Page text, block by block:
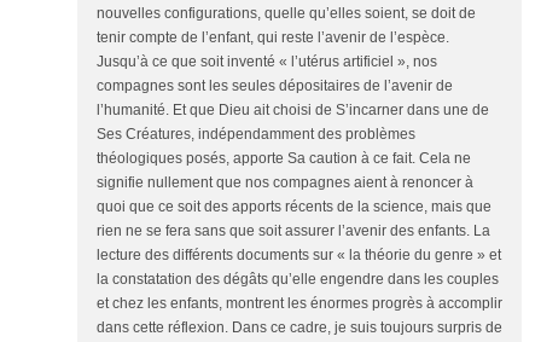
nouvelles configurations, quelle qu’elles soient, se doit de
tenir compte de l’enfant, qui reste l’avenir de l’espèce.
Jusqu’à ce que soit inventé « l’utérus artificiel », nos
compagnes sont les seules dépositaires de l’avenir de
l’humanité. Et que Dieu ait choisi de S’incarner dans une de
Ses Créatures, indépendamment des problèmes
théologiques posés, apporte Sa caution à ce fait. Cela ne
signifie nullement que nos compagnes aient à renoncer à
quoi que ce soit des apports récents de la science, mais que
rien ne se fera sans que soit assurer l’avenir des enfants. La
lecture des différents documents sur « la théorie du genre » et
la constatation des dégâts qu’elle engendre dans les couples
et chez les enfants, montrent les énormes progrès à accomplir
dans cette réflexion. Dans ce cadre, je suis toujours surpris de